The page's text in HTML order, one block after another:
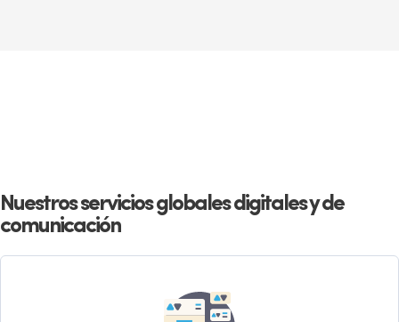
Nuestros servicios globales digitales y de
comunicación